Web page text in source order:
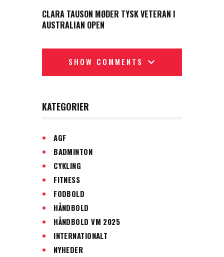
CLARA TAUSON MØDER TYSK VETERAN I
AUSTRALIAN OPEN
SHOW COMMENTS
KATEGORIER
AGF
BADMINTON
CYKLING
FITNESS
FODBOLD
HÅNDBOLD
HÅNDBOLD VM 2025
INTERNATIONALT
NYHEDER